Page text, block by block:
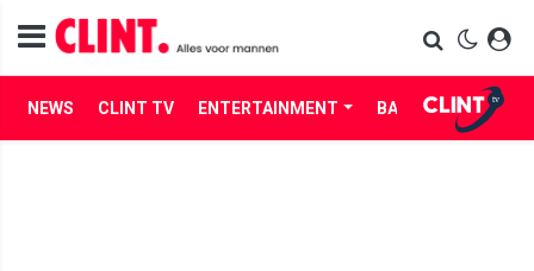
NEWS CLINT TV ENTERTAINMENT BABES LIFE